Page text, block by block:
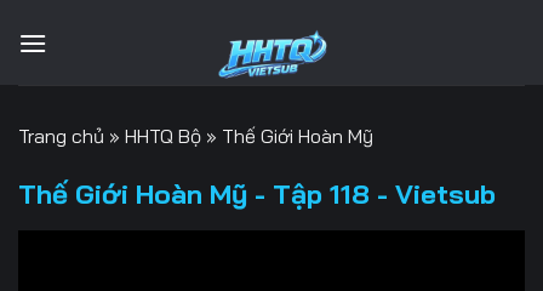
qua
Trang chủ » HHTQ Bộ » Thế Giới Hoàn Mỹ
Thế Giới Hoàn Mỹ - Tập 118 - Vietsub